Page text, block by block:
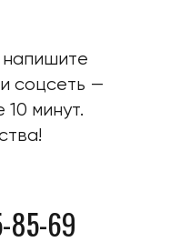
напишите
соцсеть —
минут.
85-69